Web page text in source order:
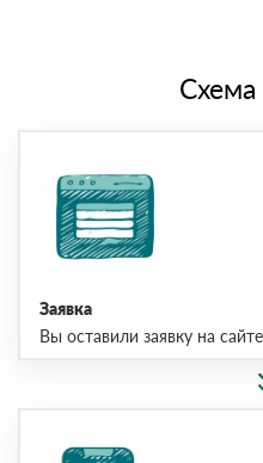
Заявка
Вы оставили заявку на сайте